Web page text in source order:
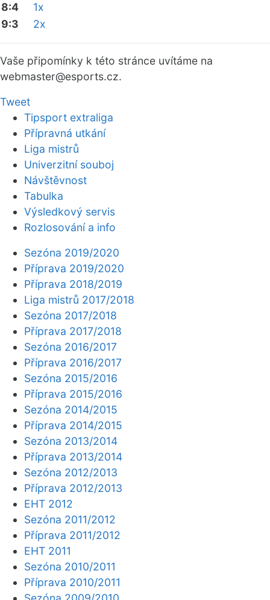
8:4
1x
9:3
2x
Vaše připomínky k této stránce uvítáme na
webmaster@esports.cz.
Tweet
Tipsport extraliga
Přípravná utkání
Liga mistrů
Univerzitní souboj
Návštěvnost
Tabulka
Výsledkový servis
Rozlosování a info
Sezóna 2019/2020
Příprava 2019/2020
Příprava 2018/2019
Liga mistrů 2017/2018
Sezóna 2017/2018
Příprava 2017/2018
Sezóna 2016/2017
Příprava 2016/2017
Sezóna 2015/2016
Příprava 2015/2016
Sezóna 2014/2015
Příprava 2014/2015
Sezóna 2013/2014
Příprava 2013/2014
Sezóna 2012/2013
Příprava 2012/2013
EHT 2012
Sezóna 2011/2012
Příprava 2011/2012
EHT 2011
Sezóna 2010/2011
Příprava 2010/2011